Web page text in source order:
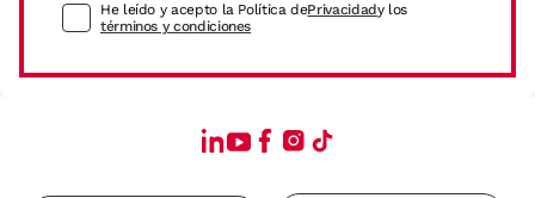
He leído y acepto la Política dePrivacidady los
términos y condiciones